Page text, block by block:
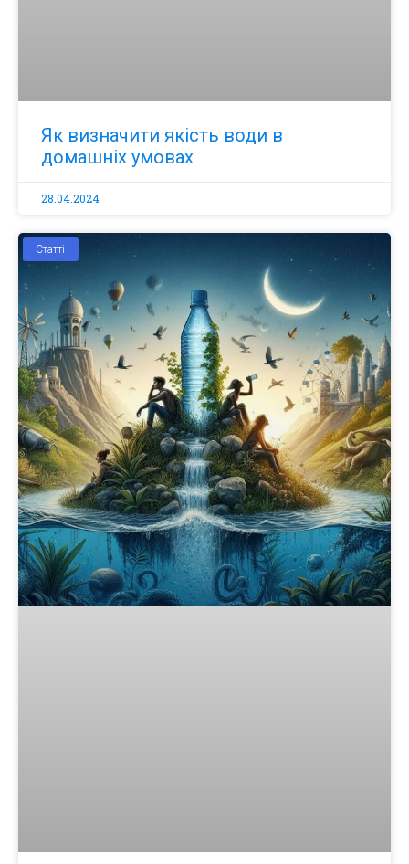
Як визначити якість води в
домашніх умовах
28.04.2024
Статті